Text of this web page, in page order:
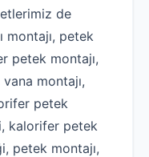
de
montajı, petek
petek montajı,
montajı,
petek
kalorifer petek
petek montajı,